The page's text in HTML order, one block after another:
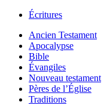
Écritures
Ancien Testament
Apocalypse
Bible
Évangiles
Nouveau testament
Pères de l’Église
Traditions